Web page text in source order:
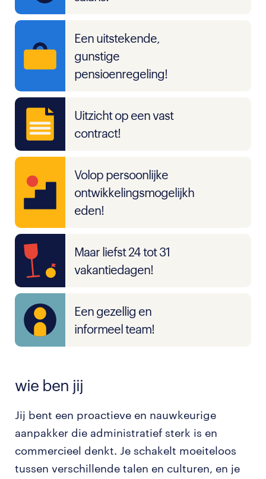
Een uitstekende,
gunstige
pensioenregeling!
Uitzicht op een vast
contract!
Volop persoonlijke
ontwikkelingsmogelijkh
eden!
Maar liefst 24 tot 31
vakantiedagen!
Een gezellig en
informeel team!
wie ben jij
Jij bent een proactieve en nauwkeurige
aanpakker die administratief sterk is en
commercieel denkt. Je schakelt moeiteloos
tussen verschillende talen en culturen, en je